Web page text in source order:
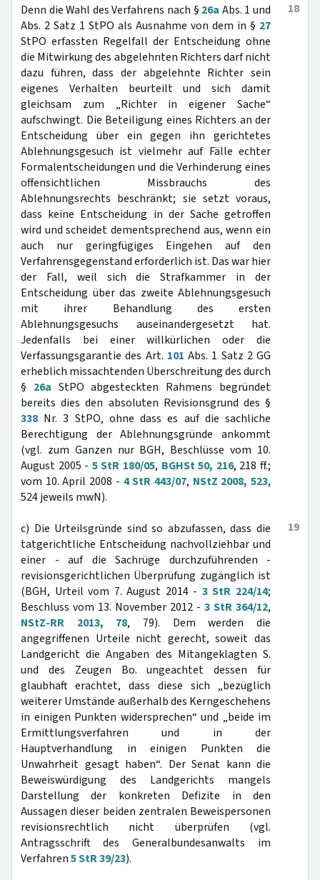
18
Denn die Wahl des Verfahrens nach § 26a Abs. 1 und
Abs. 2 Satz 1 StPO als Ausnahme von dem in § 27
StPO erfassten Regelfall der Entscheidung ohne
die Mitwirkung des abgelehnten Richters darf nicht
dazu führen, dass der abgelehnte Richter sein
eigenes Verhalten beurteilt und sich damit
gleichsam zum „Richter in eigener Sache“
aufschwingt. Die Beteiligung eines Richters an der
Entscheidung über ein gegen ihn gerichtetes
Ablehnungsgesuch ist vielmehr auf Fälle echter
Formalentscheidungen und die Verhinderung eines
offensichtlichen Missbrauchs des
Ablehnungsrechts beschränkt; sie setzt voraus,
dass keine Entscheidung in der Sache getroffen
wird und scheidet dementsprechend aus, wenn ein
auch nur geringfügiges Eingehen auf den
Verfahrensgegenstand erforderlich ist. Das war hier
der Fall, weil sich die Strafkammer in der
Entscheidung über das zweite Ablehnungsgesuch
mit ihrer Behandlung des ersten
Ablehnungsgesuchs auseinandergesetzt hat.
Jedenfalls bei einer willkürlichen oder die
Verfassungsgarantie des Art. 101 Abs. 1 Satz 2 GG
erheblich missachtenden Überschreitung des durch
§ 26a StPO abgesteckten Rahmens begründet
bereits dies den absoluten Revisionsgrund des §
338 Nr. 3 StPO, ohne dass es auf die sachliche
Berechtigung der Ablehnungsgründe ankommt
(vgl. zum Ganzen nur BGH, Beschlüsse vom 10.
August 2005 - 5 StR 180/05, BGHSt 50, 216, 218 ff.;
vom 10. April 2008 - 4 StR 443/07, NStZ 2008, 523,
524 jeweils mwN).
19
c) Die Urteilsgründe sind so abzufassen, dass die
tatgerichtliche Entscheidung nachvollziehbar und
einer - auf die Sachrüge durchzuführenden -
revisionsgerichtlichen Überprüfung zugänglich ist
(BGH, Urteil vom 7. August 2014 - 3 StR 224/14;
Beschluss vom 13. November 2012 - 3 StR 364/12,
NStZ-RR 2013, 78, 79). Dem werden die
angegriffenen Urteile nicht gerecht, soweit das
Landgericht die Angaben des Mitangeklagten S.
und des Zeugen Bo. ungeachtet dessen für
glaubhaft erachtet, dass diese sich „bezüglich
weiterer Umstände außerhalb des Kerngeschehens
in einigen Punkten widersprechen“ und „beide im
Ermittlungsverfahren und in der
Hauptverhandlung in einigen Punkten die
Unwahrheit gesagt haben“. Der Senat kann die
Beweiswürdigung des Landgerichts mangels
Darstellung der konkreten Defizite in den
Aussagen dieser beiden zentralen Beweispersonen
revisionsrechtlich nicht überprüfen (vgl.
Antragsschrift des Generalbundesanwalts im
Verfahren5 StR 39/23).